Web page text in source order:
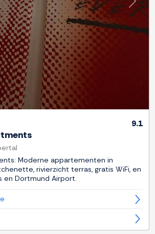
Next
9.1
Moderne appartementen in
rivierzicht terras, gratis WiFi, en
Dortmund Airport.